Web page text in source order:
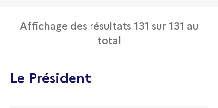
Affichage des résultats 131 sur 131 au
total
Le Président